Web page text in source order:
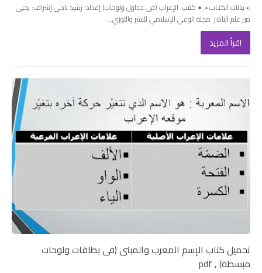
.▫️ بيانات الكتـاب ▫️. ● كتيب: الإعراب (فى جداول ولوحات) إعداد: رشيد ناجي إشراف: يحيى
مير علم الناشر: مجلة الوعي الإسلامي للنشر والتوزي...
اقرأ المزيد
تحميل كتاب الإسم المعرب والمبنى (فى بطاقات ولوحات
مبسطة) , pdf